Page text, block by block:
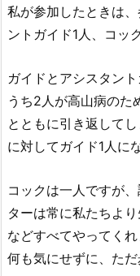
私が参加したときは
ントガイド1人、コッ
ガイドとアシスタン
うち2人が高山病のた
とともに引き返して
に対してガイド1人に
コックは一人ですが
ターは常に私たちよ
などすべてやってく
何も気にせずに、ただ